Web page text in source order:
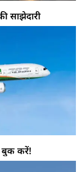
साझेदारी
बुक करें!